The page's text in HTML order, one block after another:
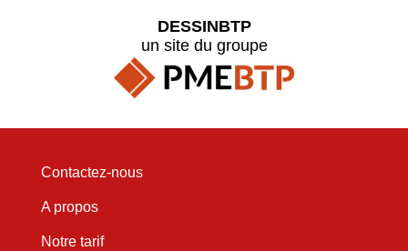
DESSINBTP
un site du groupe
Contactez-nous
A propos
Notre tarif